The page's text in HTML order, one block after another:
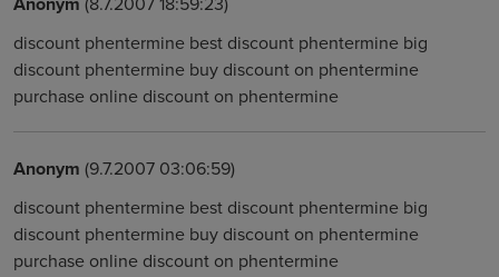
discount phentermine best discount phentermine big
discount phentermine buy discount on phentermine
purchase online discount on phentermine
Anonym (9.7.2007 03:06:59)
discount phentermine best discount phentermine big
discount phentermine buy discount on phentermine
purchase online discount on phentermine